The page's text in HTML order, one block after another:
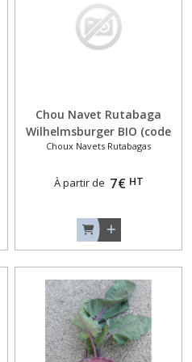
Chou Navet Rutabaga
Wilhelmsburger BIO (code
384498)
Choux Navets Rutabagas
À partir de 7€ HT